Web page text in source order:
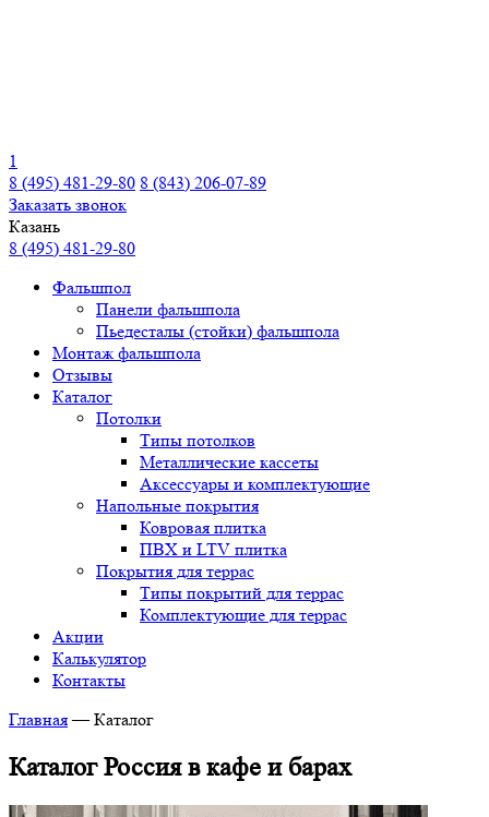
1
8 (495) 481-29-80 8 (843) 206-07-89
Заказать звонок
Казань
8 (495) 481-29-80
Фальшпол
Панели фальшпола
Пьедесталы (стойки) фальшпола
Монтаж фальшпола
Отзывы
Каталог
Потолки
Типы потолков
Металлические кассеты
Аксессуары и комплектующие
Напольные покрытия
Ковровая плитка
ПВХ и LTV плитка
Покрытия для террас
Типы покрытий для террас
Комплектующие для террас
Акции
Калькулятор
Контакты
Главная — Каталог
Каталог Россия в кафе и барах